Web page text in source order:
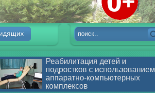
Реабилитация детей и
подростков с использованием
аппаратно-компьютерных
комплексов